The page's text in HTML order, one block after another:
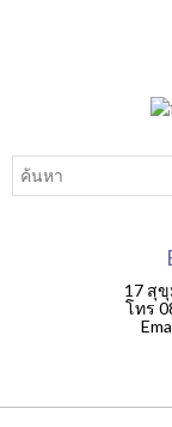
17 สุ
โทร